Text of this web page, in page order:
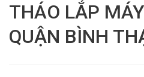
THÁO LẮP
QUẬN BÌNH